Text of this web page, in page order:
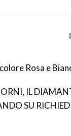
Rosa e
IL
SU